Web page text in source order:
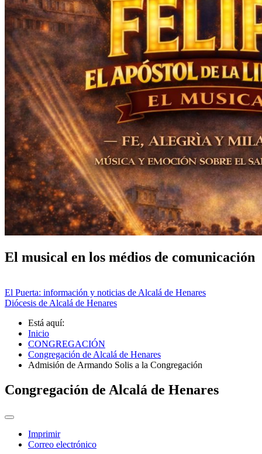
El musical en los médios de comunicación
El Puerta: información y noticias de Alcalá de Henares
Diócesis de Alcalá de Henares
Está aquí:
Inicio
CONGREGACIÓN
Congregación de Alcalá de Henares
Admisión de Armando Solis a la Congregación
Congregación de Alcalá de Henares
Imprimir
Correo electrónico